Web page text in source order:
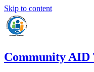
Skip to content
Community AID